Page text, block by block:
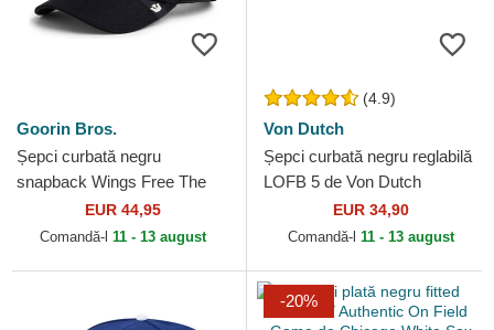
Goorin Bros.
Șepci curbată negru
snapback Wings Free The
Farm Goorin Bros.
EUR 44,95
Comandă-l 11 - 13 august
(4.9)
Von Dutch
Șepci curbată negru reglabilă
LOFB 5 de Von Dutch
EUR 34,90
Comandă-l 11 - 13 august
-20%